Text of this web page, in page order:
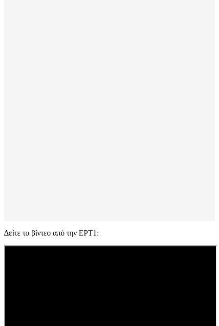
Δείτε το βίντεο από την ΕΡΤ1: